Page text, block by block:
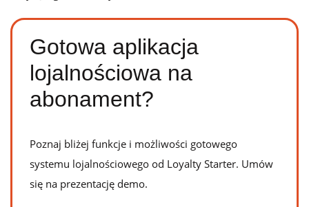
Gotowa aplikacja
lojalnościowa na
abonament?
Poznaj bliżej funkcje i możliwości gotowego
systemu lojalnościowego od Loyalty Starter. Umów
się na prezentację demo.